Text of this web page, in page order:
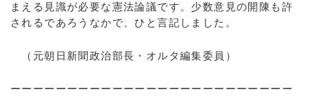
まえる見識が必要な憲法論議です。少数意見の開陳も許
されるであろうなかで、ひと言記しました。
（元朝日新聞政治部長・オルタ編集委員）
ーーーーーーーーーーーーーーーーーーーーーーーーー